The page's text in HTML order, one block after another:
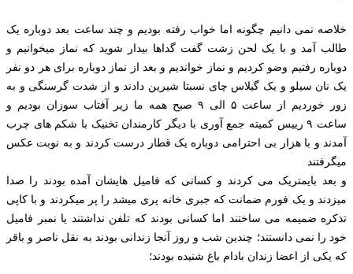
خلاصه نمی دانیم چگونه اما خواب رفته بودیم و چند ساعت بعد دوباره یک
طالب آمد و با یک لحن زشت گفت گداها بیدار شوید که نماز میخوانیم و
دوباره رفتیم وضو کردیم و نماز خواندیم و بعد از نماز دوباره برای هر دو نفر
یک نان سیلو و یک گیلاس چای نسبتا شیرین دادند و از شدت گرسنگی و به
زور خوردیم از ساعت ۵ الی ۹ صبح همه ما زیر آفتاب سوزان بودیم و
ساعت ۹ رییس كميته جمع آوری با دیگر کارمندان تخنیک با شکم های چرب
آمدند و با هزار بی احترامی دوباره یک قطار درست کردند و به نوبت عکس
میگرفتند
و بعد بایمتریک می کردند و کسانی که فامیل هایشان آمده بودند را صدا
میزدند و یک فورم ضمانت که جبری خانه پری میشد را پر میکردند و با کاپی
تذکره ضمیمه می ساختند اما کسانی بودند که تلفن نداشتند یا نمبر فامیل
خود را نمی دانستند؛ چندین شب و روز آنجا زندانی بودند به نقل ناصر و باقر
که یکی از اعضا زندان بادام باغ شنیده بودند؛